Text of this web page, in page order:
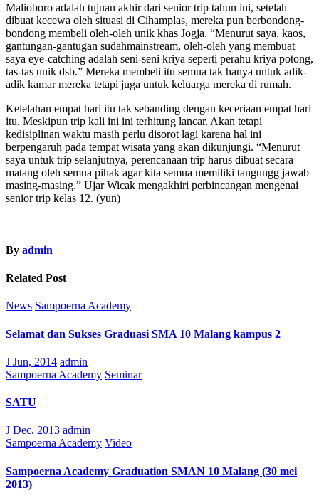
Malioboro adalah tujuan akhir dari senior trip tahun ini, setelah
dibuat kecewa oleh situasi di Cihamplas, mereka pun berbondong-
bondong membeli oleh-oleh unik khas Jogja. “Menurut saya, kaos,
gantungan-gantugan sudahmainstream, oleh-oleh yang membuat
saya eye-catching adalah seni-seni kriya seperti perahu kriya potong,
tas-tas unik dsb.” Mereka membeli itu semua tak hanya untuk adik-
adik kamar mereka tetapi juga untuk keluarga mereka di rumah.
Kelelahan empat hari itu tak sebanding dengan keceriaan empat hari
itu. Meskipun trip kali ini ini terhitung lancar. Akan tetapi
kedisiplinan waktu masih perlu disorot lagi karena hal ini
berpengaruh pada tempat wisata yang akan dikunjungi. “Menurut
saya untuk trip selanjutnya, perencanaan trip harus dibuat secara
matang oleh semua pihak agar kita semua memiliki tangungg jawab
masing-masing.” Ujar Wicak mengakhiri perbincangan mengenai
seniortrip kelas 12. (yun)
By admin
Related Post
News Sampoerna Academy
Selamat dan Sukses Graduasi SMA 10 Malang kampus 2
J Jun, 2014 admin
Sampoerna Academy Seminar
SATU
J Dec, 2013 admin
Sampoerna Academy Video
Sampoerna Academy Graduation SMAN 10 Malang (30 mei
2013)